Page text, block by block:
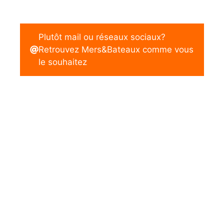
Plutôt mail ou réseaux sociaux?
Retrouvez Mers&Bateaux comme vous
le souhaitez